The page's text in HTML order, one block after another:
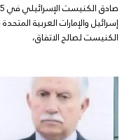
الكنيست لصالح الاتفاق،